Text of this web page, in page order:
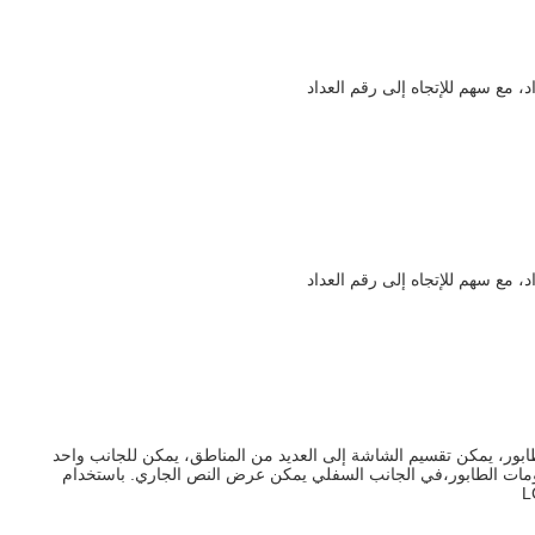
يمكن تقسيم الشاشة إلى العديد من المناطق، يمكن للجانب واحد
الطابور،في الجانب السفلي يمكن عرض النص الجاري. باستخدام